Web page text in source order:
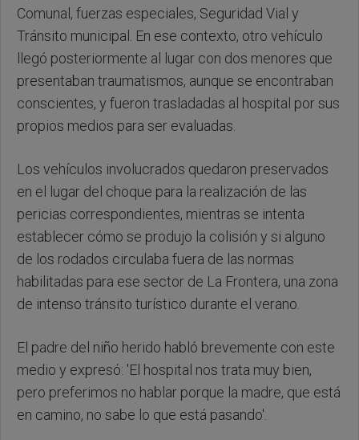
Comunal, fuerzas especiales, Seguridad Vial y
Tránsito municipal. En ese contexto, otro vehículo
llegó posteriormente al lugar con dos menores que
presentaban traumatismos, aunque se encontraban
conscientes, y fueron trasladadas al hospital por sus
propios medios para ser evaluadas.
Los vehículos involucrados quedaron preservados
en el lugar del choque para la realización de las
pericias correspondientes, mientras se intenta
establecer cómo se produjo la colisión y si alguno
de los rodados circulaba fuera de las normas
habilitadas para ese sector de La Frontera, una zona
de intenso tránsito turístico durante el verano.
El padre del niño herido habló brevemente con este
medio y expresó: 'El hospital nos trata muy bien,
pero preferimos no hablar porque la madre, que está
en camino, no sabe lo que está pasando'.